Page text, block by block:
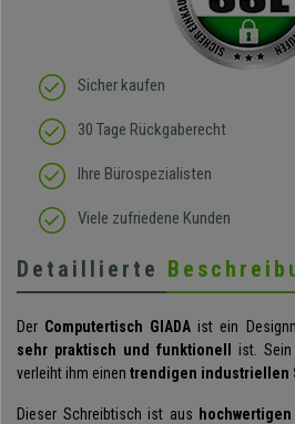
Sicher kaufen
30 Tage Rückgaberecht
Ihre Bürospezialisten
Viele zufriedene Kunden
Detaillierte
Der Computertisch GIADA ist ein
sehr praktisch und funktionell
ist. Sein
verleiht ihm einen trendigen industriellen
Dieser Schreibtisch ist aus